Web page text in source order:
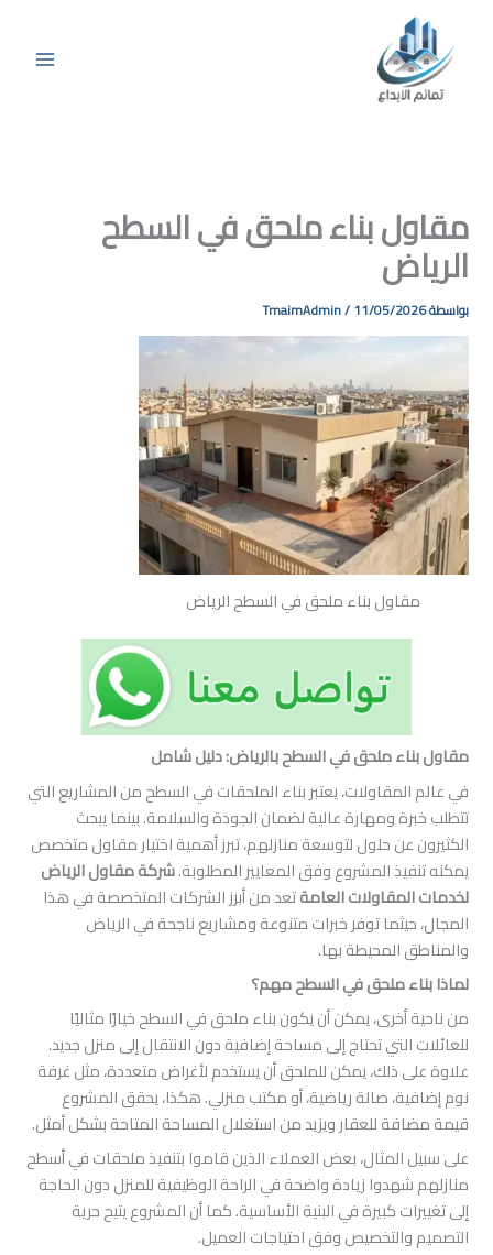
بناء ملحق في السطح
TmaimAdmin/11/05/
بناء ملحق في السطح الرياض
ملحق في السطح بالرياض: دليل شامل
يعتبر بناء الملحقات في السطح من المشاريع التي
ومهارة عالية لضمان الجودة والسلامة. بينما يبحث
حلول لتوسعة منازلهم، تبرز أهمية اختيار مقاول متخصص
المشروع وفق المعايير المطلوبة.شركة مقاول الرياض
العامةتعد من أبرز الشركات المتخصصة في هذا
توفر خبرات متنوعة ومشاريع ناجحة في الرياض
بها.
ملحق في السطح مهم؟
يمكن أن يكون بناء ملحق في السطح خيارًا مثاليًا
تحتاج إلى مساحة إضافية دون الانتقال إلى منزل جديد.
يمكن للملحق أن يستخدم لأغراض متعددة، مثل غرفة
صالة رياضية، أو مكتب منزلي. هكذا، يحقق المشروع
للعقار ويزيد من استغلال المساحة المتاحة بشكل أمثل.
بعض العملاء الذين قاموا بتنفيذ ملحقات في أسطح
زيادة واضحة في الراحة الوظيفية للمنزل دون الحاجة
كبيرة في البنية الأساسية. كما أن المشروع يتيح حرية
وفق احتياجات العميل.